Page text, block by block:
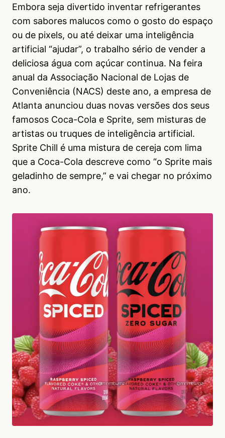
Embora seja divertido inventar refrigerantes
com sabores malucos como o gosto do espaço
ou de pixels, ou até deixar uma inteligência
artificial “ajudar”, o trabalho sério de vender a
deliciosa água com açúcar continua. Na feira
anual da Associação Nacional de Lojas de
Conveniência (NACS) deste ano, a empresa de
Atlanta anunciou duas novas versões dos seus
famosos Coca-Cola e Sprite, sem misturas de
artistas ou truques de inteligência artificial.
Sprite Chill é uma mistura de cereja com lima
que a Coca-Cola descreve como “o Sprite mais
geladinho de sempre,” e vai chegar no próximo
ano.